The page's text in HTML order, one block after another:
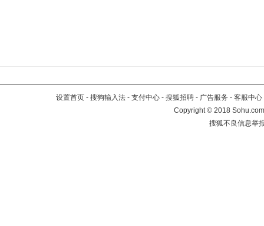
设置首页 - 搜狗输入法 - 支付中心 - 搜狐招聘 - 广告服务 - 客服中心
Copyright©2018
搜狐不良信息举